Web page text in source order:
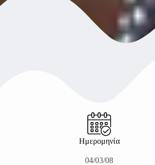
Ημερομηνία
04/03/08